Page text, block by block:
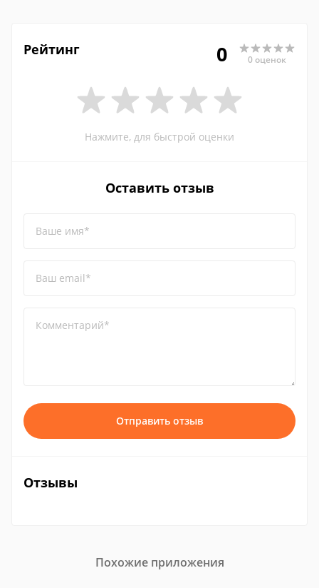
Рейтинг 0 0 оценок
Нажмите, для быстрой оценки
Оставить отзыв
Ваше имя*
Ваш email*
Комментарий*
Отправить отзыв
Отзывы
Похожие приложения